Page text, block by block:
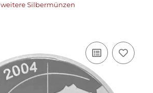
weitere Silbermünzen